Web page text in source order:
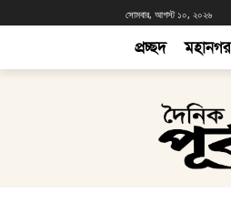
সোমবার, আগস্ট ১০, ২০২৬
প্রচ্ছদ মহানগর